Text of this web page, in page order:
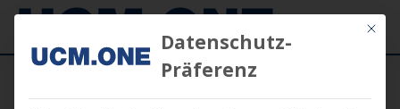
Mit
Datenschutz-
Präferenz